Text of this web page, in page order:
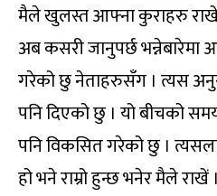
मैले खुलस्त आफ्ना कुराहरु
अब कसरी जानुपर्छ भन्नेबारेमा
गरेको छु नेताहरुसँग । त्यस
पनि दिएको छु । यो बीचको
पनि विकसित गरेको छु ।
हो भने राम्रो हुन्छ भनेर मैले राखें ।